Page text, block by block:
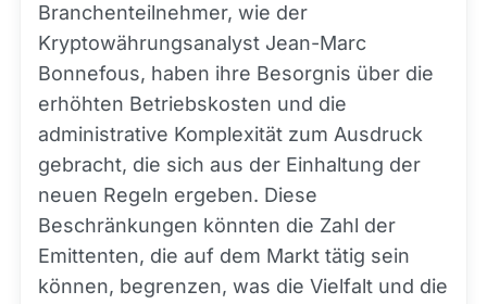
Branchenteilnehmer, wie der
Kryptowährungsanalyst Jean-Marc
Bonnefous, haben ihre Besorgnis über die
erhöhten Betriebskosten und die
administrative Komplexität zum Ausdruck
gebracht, die sich aus der Einhaltung der
neuen Regeln ergeben. Diese
Beschränkungen könnten die Zahl der
Emittenten, die auf dem Markt tätig sein
können, begrenzen, was die Vielfalt und die